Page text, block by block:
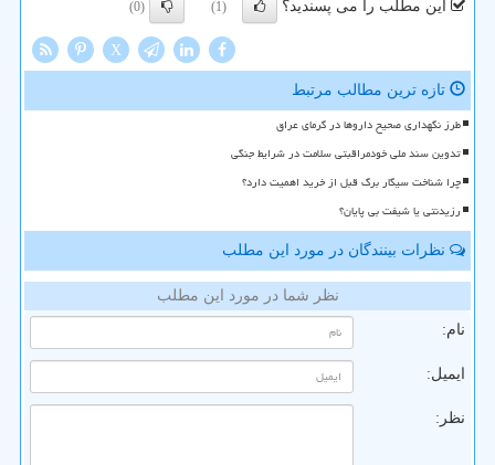
این مطلب را می پسندید؟ (1)
(0)
X
تازه ترین مطالب مرتبط
طرز نگهداری صحیح داروها در گرمای عراق
تدوین سند ملی خودمراقبتی سلامت در شرایط جنگی
چرا شناخت سیگار برگ قبل از خرید اهمیت دارد؟
رزیدنتی یا شیفت بی پایان؟
نظرات بینندگان در مورد این مطلب
نظر شما در مورد این مطلب
نام:
ایمیل:
نظر: